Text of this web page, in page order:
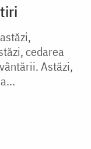
cedarea
Astăzi,